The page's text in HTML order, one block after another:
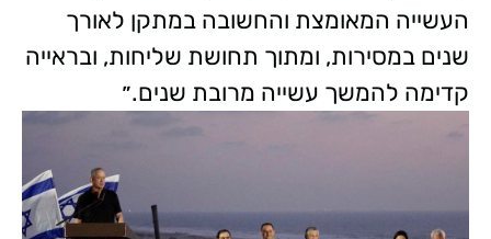
העשייה המאומצת והחשובה במתקן לאורך
שנים במסירות, ומתוך תחושת שליחות, ובראייה
קדימה להמשך עשייה מרובת שנים.״